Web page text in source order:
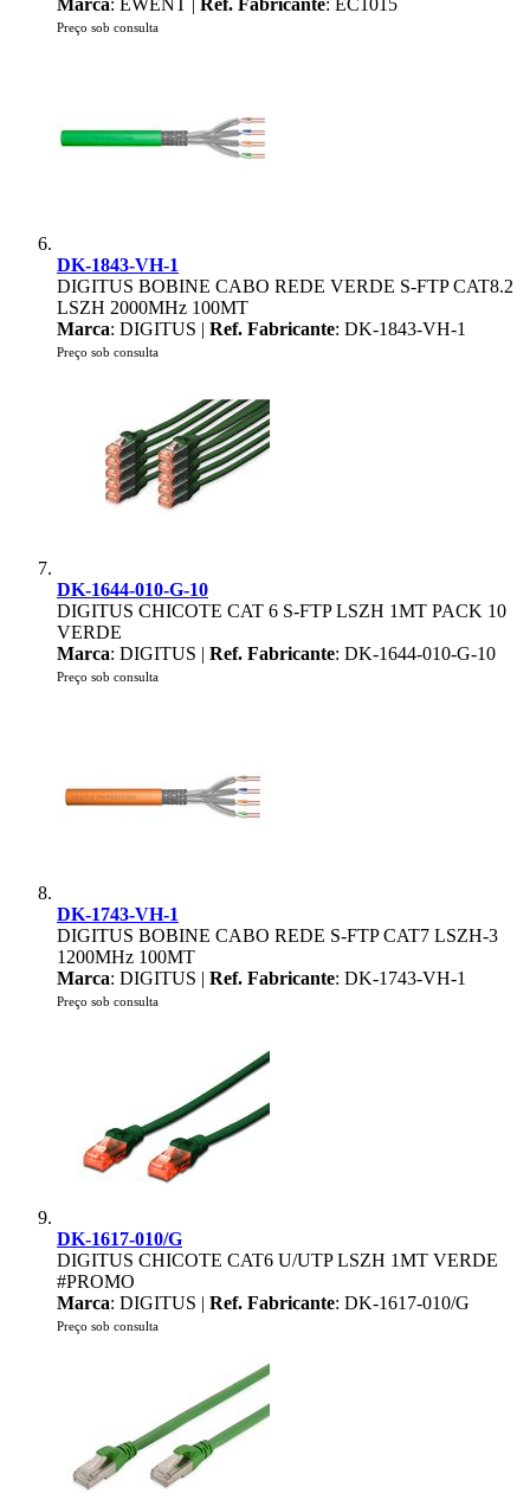
Marca: EWENT | Ref. Fabricante: EC1015
Preço sob consulta
DK-1843-VH-1
DIGITUS BOBINE CABO REDE VERDE S-FTP CAT8.2
LSZH 2000MHz 100MT
Marca: DIGITUS | Ref. Fabricante: DK-1843-VH-1
Preço sob consulta
DK-1644-010-G-10
DIGITUS CHICOTE CAT 6 S-FTP LSZH 1MT PACK 10
VERDE
Marca: DIGITUS | Ref. Fabricante: DK-1644-010-G-10
Preço sob consulta
DK-1743-VH-1
DIGITUS BOBINE CABO REDE S-FTP CAT7 LSZH-3
1200MHz 100MT
Marca: DIGITUS | Ref. Fabricante: DK-1743-VH-1
Preço sob consulta
DK-1617-010/G
DIGITUS CHICOTE CAT6 U/UTP LSZH 1MT VERDE
#PROMO
Marca: DIGITUS | Ref. Fabricante: DK-1617-010/G
Preço sob consulta